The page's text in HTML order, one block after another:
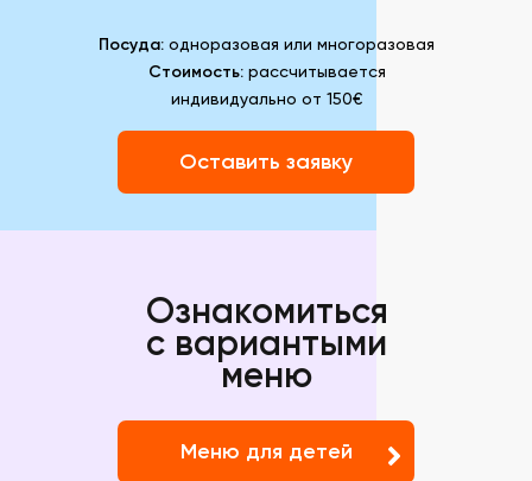
Посуда: одноразовая или многоразовая
Стоимость: рассчитывается
индивидуально от 150€
Оставить заявку
Меню для детей
Ознакомиться
с вариантыми
меню